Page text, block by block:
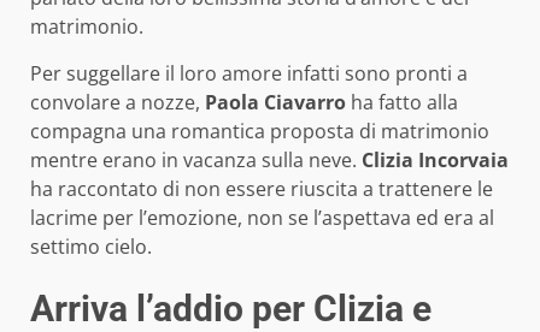
matrimonio.
Per suggellare il loro amore infatti sono pronti a
convolare a nozze, Paola Ciavarro ha fatto alla
compagna una romantica proposta di matrimonio
mentre erano in vacanza sulla neve. Clizia Incorvaia
ha raccontato di non essere riuscita a trattenere le
lacrime per l’emozione, non se l’aspettava ed era al
settimo cielo.
Arriva l’addio per Clizia e